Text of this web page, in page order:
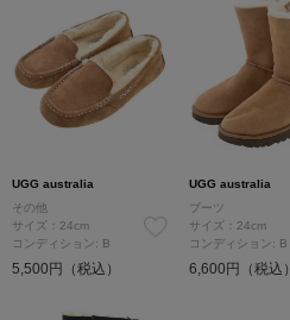
UGG australia
その他
サイズ：24cm
コンディション: B
5,500円（税込）
UGG australia
ブーツ
サイズ：24cm
コンディション: B
6,600円（税込）